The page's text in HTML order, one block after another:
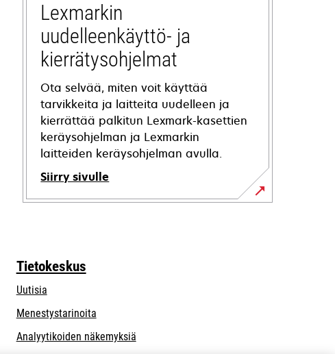
Lexmarkin
uudelleenkäyttö- ja
kierrätysohjelmat
Ota selvää, miten voit käyttää
tarvikkeita ja laitteita uudelleen ja
kierrättää palkitun Lexmark-kasettien
keräysohjelman ja Lexmarkin
laitteiden keräysohjelman avulla.
Siirry sivulle
Tietokeskus
Uutisia
Menestystarinoita
Analyytikoiden näkemyksiä